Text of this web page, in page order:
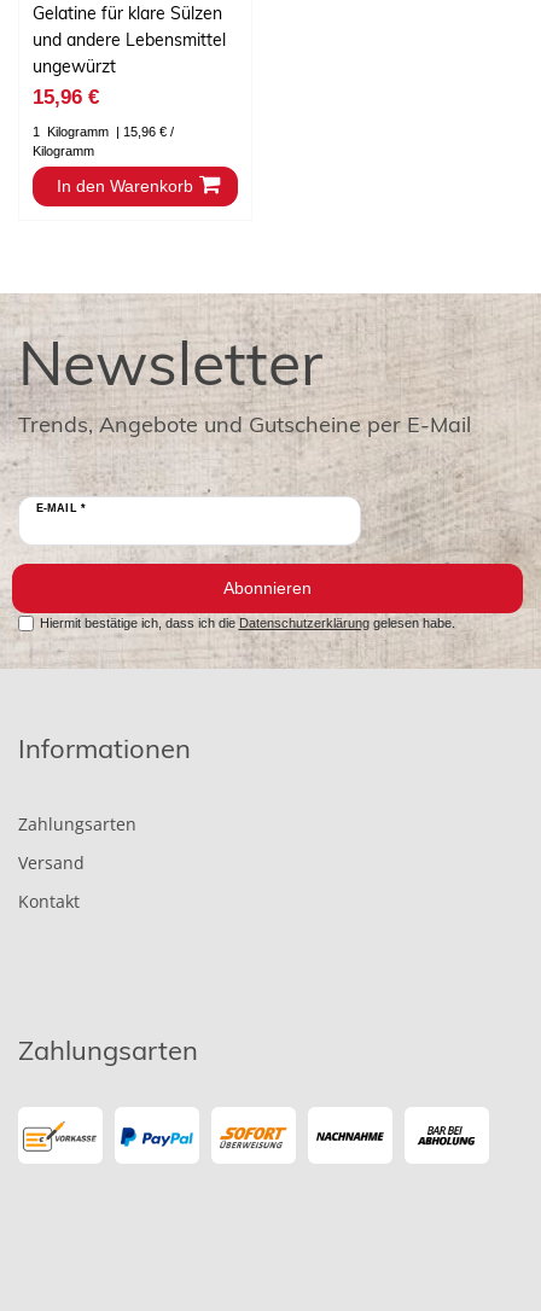
Gelatine für klare Sülzen
und andere Lebensmittel
ungewürzt
15,96 €
1 Kilogramm | 15,96 € /
Kilogramm
In den Warenkorb
Newsletter
Trends, Angebote und Gutscheine per E-Mail
E-MAIL *
Abonnieren
Hiermit bestätige ich, dass ich dieDatenschutzerklärunggelesen habe.
Informationen
Zahlungsarten
Versand
Kontakt
Zahlungsarten